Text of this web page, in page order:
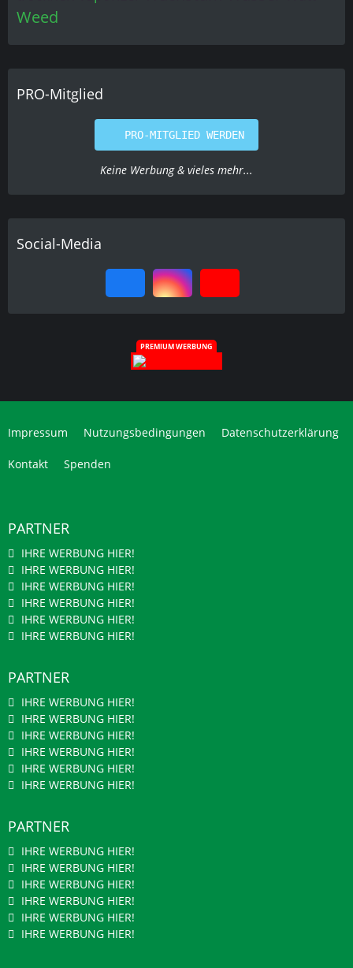
Weed
PRO-Mitglied
PRO-MITGLIED WERDEN
Keine Werbung & vieles mehr...
Social-Media
PREMIUM WERBUNG
Impressum Nutzungsbedingungen Datenschutzerklärung
Kontakt Spenden
PARTNER
IHRE WERBUNG HIER!
IHRE WERBUNG HIER!
IHRE WERBUNG HIER!
IHRE WERBUNG HIER!
IHRE WERBUNG HIER!
IHRE WERBUNG HIER!
PARTNER
IHRE WERBUNG HIER!
IHRE WERBUNG HIER!
IHRE WERBUNG HIER!
IHRE WERBUNG HIER!
IHRE WERBUNG HIER!
IHRE WERBUNG HIER!
PARTNER
IHRE WERBUNG HIER!
IHRE WERBUNG HIER!
IHRE WERBUNG HIER!
IHRE WERBUNG HIER!
IHRE WERBUNG HIER!
IHRE WERBUNG HIER!